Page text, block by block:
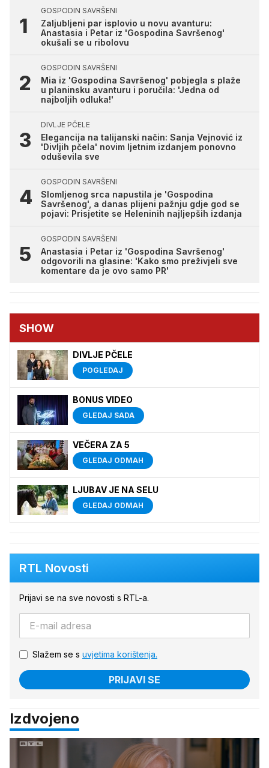
GOSPODIN SAVRŠENI
Zaljubljeni par isplovio u novu avanturu:
Anastasia i Petar iz 'Gospodina Savršenog'
okušali se u ribolovu
GOSPODIN SAVRŠENI
Mia iz 'Gospodina Savršenog' pobjegla s plaže
u planinsku avanturu i poručila: 'Jedna od
najboljih odluka!'
DIVLJE PČELE
Elegancija na talijanski način: Sanja Vejnović iz
'Divljih pčela' novim ljetnim izdanjem ponovno
oduševila sve
GOSPODIN SAVRŠENI
Slomljenog srca napustila je 'Gospodina
Savršenog', a danas plijeni pažnju gdje god se
pojavi: Prisjetite se Heleninih najljepših izdanja
GOSPODIN SAVRŠENI
Anastasia i Petar iz 'Gospodina Savršenog'
odgovorili na glasine: 'Kako smo preživjeli sve
komentare da je ovo samo PR'
SHOW
DIVLJE PČELE
POGLEDAJ
BONUS VIDEO
GLEDAJ SADA
VEČERA ZA 5
GLEDAJ ODMAH
LJUBAV JE NA SELU
GLEDAJ ODMAH
RTL Novosti
Prijavi se na sve novosti s RTL-a.
Slažem se s uvjetima korištenja.
PRIJAVI SE
Izdvojeno